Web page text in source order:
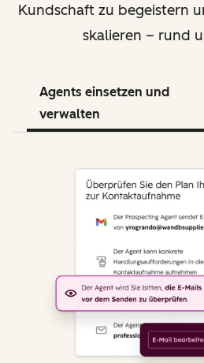
Kundschaft zu begeistern
skalieren – rund
Agents einsetzen und
verwalten